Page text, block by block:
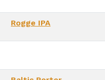
Rogge IPA